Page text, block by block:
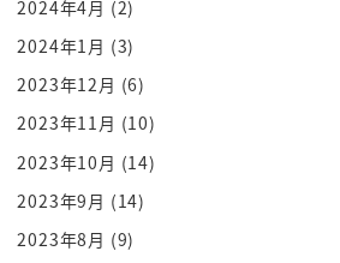
んですよ
おいICBM作らせちまったじゃねえ
これです
やばいぞと
じゃないかと思ってるけども時間を
引っ張れば引っ張ること向こうの
高度化していって向こうは威嚇と
2024年4月 (2)
2024年1月 (3)
2023年12月 (6)
2023年11月 (10)
2023年10月 (14)
2023年9月 (14)
2023年8月 (9)